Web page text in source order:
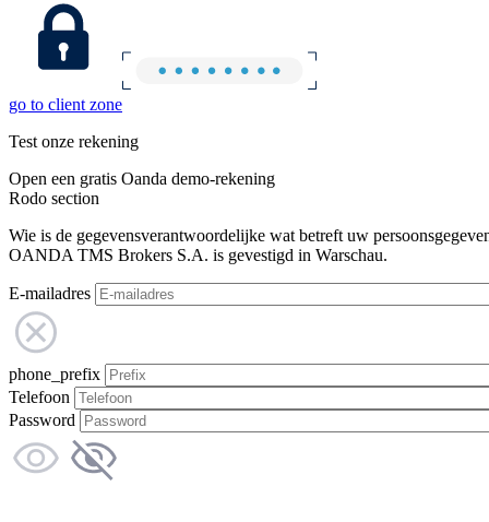
go to client zone
Test onze rekening
Open een gratis Oanda demo-rekening
Rodo section
Wie is de gegevensverantwoordelijke wat betreft uw
OANDA TMS Brokers S.A. is gevestigd in Warschau.
E-mailadres
phone_prefix
Telefoon
Password